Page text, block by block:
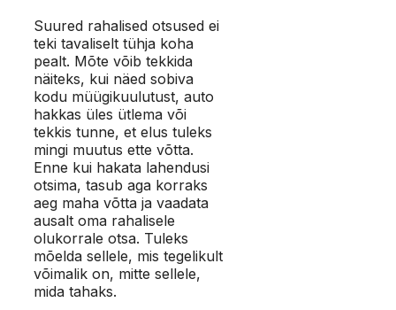
Suured rahalised otsused ei
teki tavaliselt tühja koha
pealt. Mõte võib tekkida
näiteks, kui näed sobiva
kodu müügikuulutust, auto
hakkas üles ütlema või
tekkis tunne, et elus tuleks
mingi muutus ette võtta.
Enne kui hakata lahendusi
otsima, tasub aga korraks
aeg maha võtta ja vaadata
ausalt oma rahalisele
olukorrale otsa. Tuleks
mõelda sellele, mis tegelikult
võimalik on, mitte sellele,
mida tahaks.